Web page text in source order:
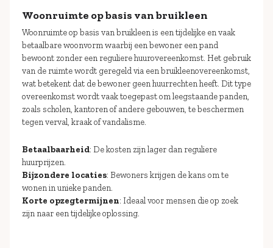
Woonruimte op basis van bruikleen
Woonruimte op basis van bruikleen is een tijdelijke en vaak
betaalbare woonvorm waarbij een bewoner een pand
bewoont zonder een reguliere huurovereenkomst. Het gebruik
van de ruimte wordt geregeld via een bruikleenovereenkomst,
wat betekent dat de bewoner geen huurrechten heeft. Dit type
overeenkomst wordt vaak toegepast om leegstaande panden,
zoals scholen, kantoren of andere gebouwen, te beschermen
tegen verval, kraak of vandalisme.
Betaalbaarheid: De kosten zijn lager dan reguliere
huurprijzen.
Bijzondere locaties: Bewoners krijgen de kans om te
wonen in unieke panden.
Korte opzegtermijnen: Ideaal voor mensen die op zoek
zijn naar een tijdelijke oplossing.